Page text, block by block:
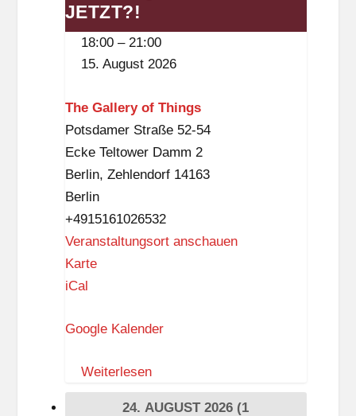
p
ä
i
c
h
e
r
K
u
l
t
e
IN
ECHT
JETZT?!
18:00 – 21:00
15. August 2026
The Gallery of Things
Potsdamer Straße 52-54
Ecke Teltower Damm 2
Berlin, Zehlendorf 14163
Berlin
+4915161026532
Veranstaltungsort anschauen
KarteT
G
l
l
iCal
Google Kalender
Weiterlesen
24. AUGUST 2026 (1